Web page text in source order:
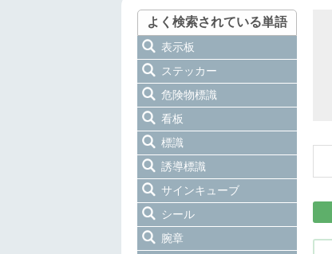
よく検索されている単語
表示板
ステッカー
危険物標識
看板
標識
誘導標識
サインキューブ
シール
腕章